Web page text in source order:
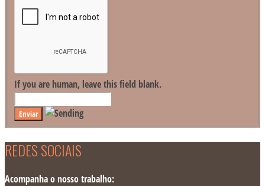
If you are human, leave this field blank.
REDES SOCIAIS
Acompanha o nosso trabalho: